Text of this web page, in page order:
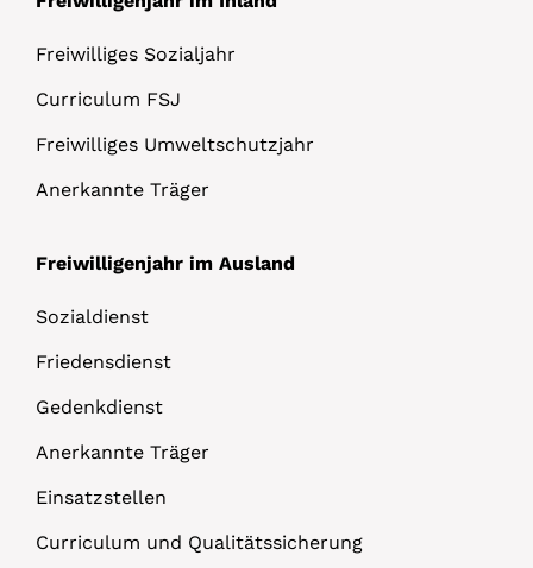
Freiwilliges Sozialjahr
Curriculum FSJ
Freiwilliges Umweltschutzjahr
Anerkannte Träger
Freiwilligenjahr im Ausland
Sozialdienst
Friedensdienst
Gedenkdienst
Anerkannte Träger
Einsatzstellen
Curriculum und Qualitätssicherung